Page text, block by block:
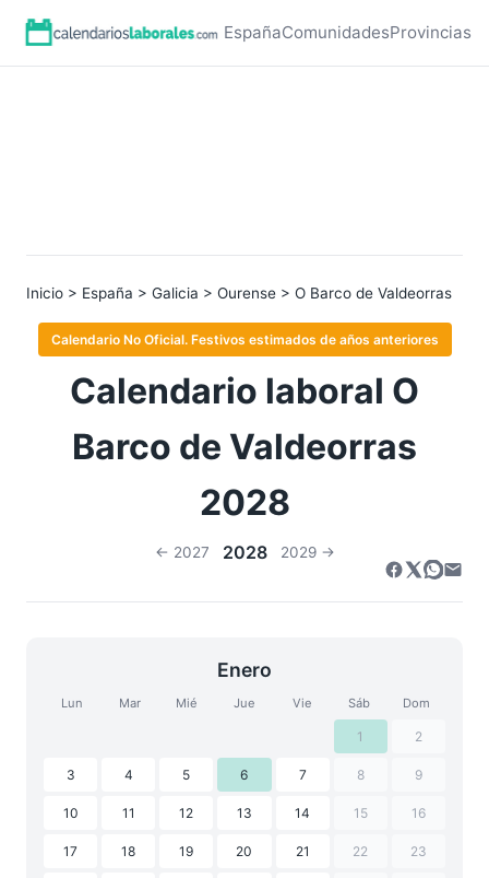
EspañaComunidadesProvincias
Inicio > España > Galicia > Ourense > O Barco de Valdeorras
Calendario No Oficial. Festivos estimados de años anteriores
Calendario laboral O
Barco de Valdeorras
2028
← 2027 2028 2029 →
Enero
Lun Mar Mié Jue Vie Sáb Dom
1 2
3 4 5 6 7 8 9
10 11 12 13 14 15 16
17 18 19 20 21 22 23